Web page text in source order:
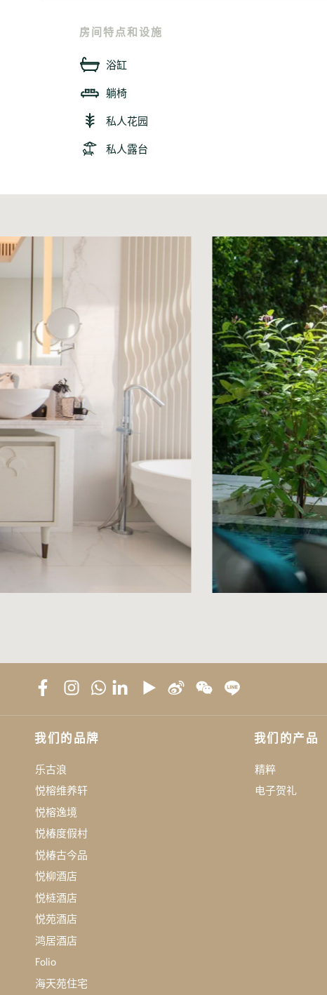
房间特点和设施
浴缸
躺椅
私人花园
私人露台
我们的品牌
乐古浪
悦榕维养轩
悦榕逸境
悦椿度假村
悦椿古今品
悦柳酒店
悦梿酒店
悦苑酒店
鸿居酒店
Folio
海天苑住宅
我们的产品
精粹
电子贺礼